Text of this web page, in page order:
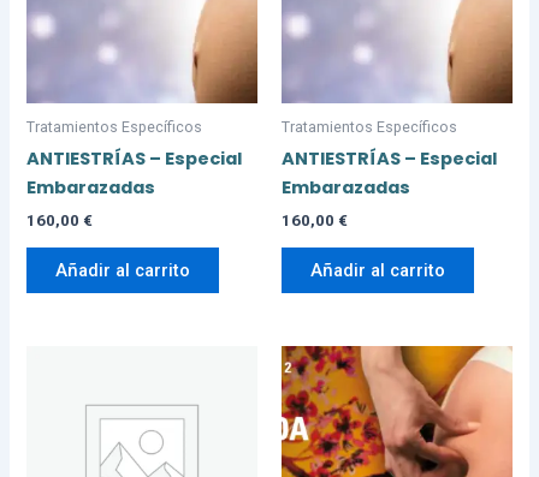
Tratamientos Específicos
ANTIESTRÍAS – Especial
Embarazadas
160,00 €
Añadir al carrito
Tratamientos Específicos
ANTIESTRÍAS – Especial
Embarazadas
160,00 €
Añadir al carrito